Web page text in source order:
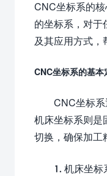
CNC坐标系的
的坐标系，对于
及其应用方式，
CNC坐标系的基本
CNC坐标
机床坐标系则是
切换，确保加工
1. 机床坐